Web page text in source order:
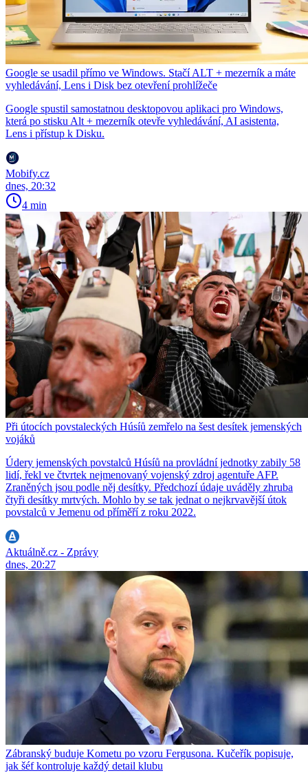
Google se usadil přímo ve Windows. Stačí ALT + mezerník a máte
vyhledávání, Lens i Disk bez otevření prohlížeče
Google spustil samostatnou desktopovou aplikaci pro Windows,
která po stisku Alt + mezerník otevře vyhledávání, AI asistenta,
Lens i přístup k Disku.
Mobify.cz
dnes, 20:32
4 min
Při útocích povstaleckých Húsíů zemřelo na šest desítek jemenských
vojáků
Údery jemenských povstalců Húsíů na provládní jednotky zabily 58
lidí, řekl ve čtvrtek nejmenovaný vojenský zdroj agentuře AFP.
Zraněných jsou podle něj desítky. Předchozí údaje uváděly zhruba
čtyři desítky mrtvých. Mohlo by se tak jednat o nejkrvavější útok
povstalců v Jemenu od příměří z roku 2022.
Aktuálně.cz - Zprávy
dnes, 20:27
Zábranský buduje Kometu po vzoru Fergusona. Kučeřík popisuje,
jak šéf kontroluje každý detail klubu